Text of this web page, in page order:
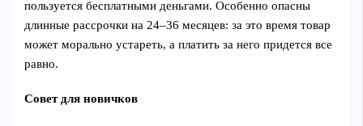
пользуется бесплатными деньгами. Особенно опасны
длинные рассрочки на 24–36 месяцев: за это время товар
может морально устареть, а платить за него придется все
равно.
Совет для новичков